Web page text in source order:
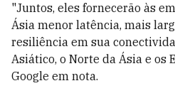
"Juntos, eles fornecerão às
Ásia menor latência, mais
resiliência em sua
Asiático, o Norte da Ásia e os
Google em nota.